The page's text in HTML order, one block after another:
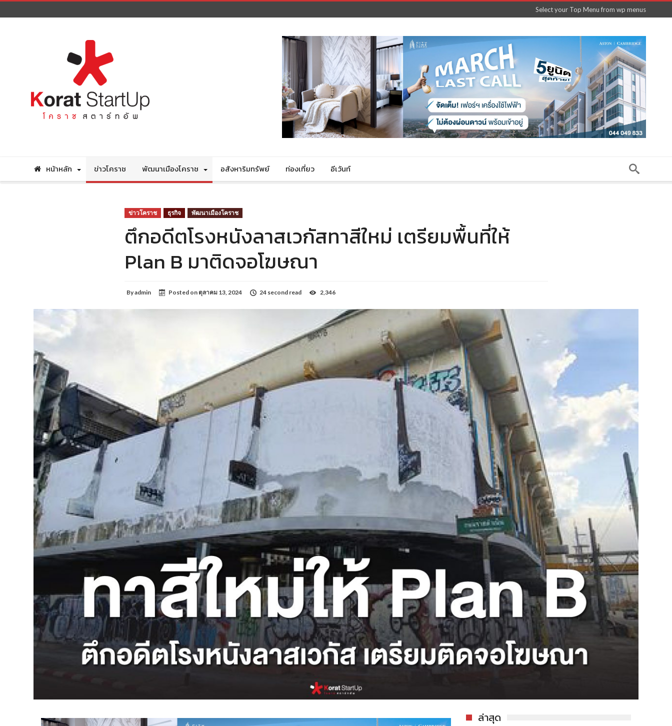
Select your Top Menu from wp menus
หน้าหลัก ข่าวโคราช พัฒนาเมืองโคราช อสังหาริมทรัพย์ ท่องเที่ยว อีเว้นท์
ข่าวโคราช ธุรกิจ พัฒนาเมืองโคราช
ตึกอดีตโรงหนังลาสเวกัสทาสีใหม่ เตรียมพื้นที่ให้
Plan B มาติดจอโฆษณา
Byadmin Posted on ตุลาคม 13, 2024 24 second read 2,346
ล่าสุด